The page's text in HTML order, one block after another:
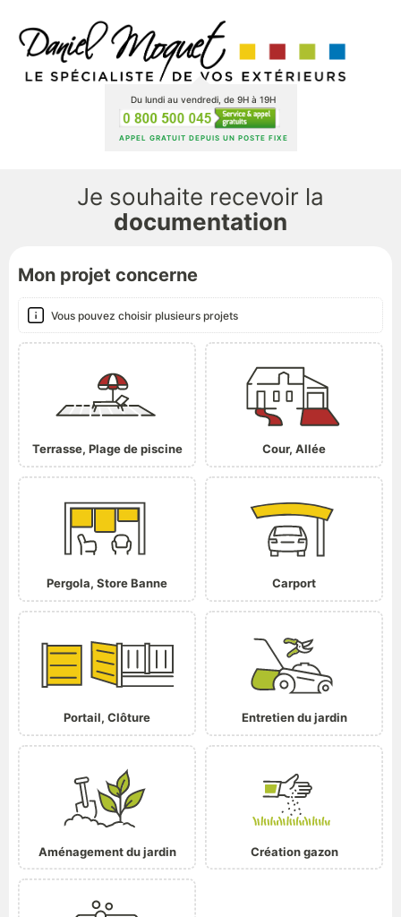
Du lundi au vendredi, de 9H à 19H
APPEL GRATUIT DEPUIS UN POSTE FIXE
Je souhaite recevoir la
documentation
Mon projet concerne
Vous pouvez choisir plusieurs projets
Terrasse, Plage de piscine Cour, Allée
Pergola, Store Banne Carport
Portail, Clôture Entretien du jardin
Aménagement du jardin Création gazon